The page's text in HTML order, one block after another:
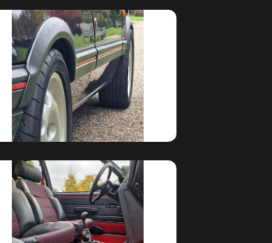
Over ons
Contact